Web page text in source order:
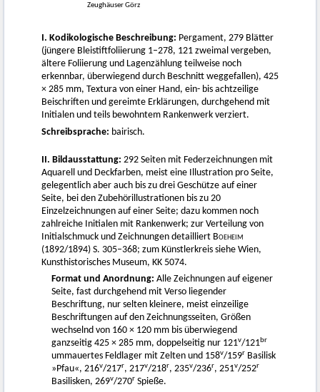
Zeughäuser Görz
I. Kodikologische Beschreibung: Pergament, 279 Blätter
(jüngere Bleistiftfoliierung 1–278, 121 zweimal vergeben,
ältere Foliierung und Lagenzählung teilweise noch
erkennbar, überwiegend durch Beschnitt weggefallen), 425
× 285 mm, Textura von einer Hand, ein- bis achtzeilige
Beischriften und gereimte Erklärungen, durchgehend mit
Initialen und teils bewohntem Rankenwerk verziert.
Schreibsprache: bairisch.
II. Bildausstattung: 292 Seiten mit Federzeichnungen mit
Aquarell und Deckfarben, meist eine Illustration pro Seite,
gelegentlich aber auch bis zu drei Geschütze auf einer
Seite, bei den Zubehörillustrationen bis zu 20
Einzelzeichnungen auf einer Seite; dazu kommen noch
zahlreiche Initialen mit Rankenwerk; zur Verteilung von
Initialschmuck und Zeichnungen detailliert Boeheim
(1892/1894) S. 305–368; zum Künstlerkreis siehe Wien,
Kunsthistorisches Museum, KK 5074.
Format und Anordnung: Alle Zeichnungen auf eigener
Seite, fast durchgehend mit Verso liegender
Beschriftung, nur selten kleinere, meist einzeilige
Beschriftungen auf den Zeichnungsseiten, Größen
wechselnd von 160 × 120 mm bis überwiegend
ganzseitig 425 × 285 mm, doppelseitig nur 121v/121br
ummauertes Feldlager mit Zelten und 158v/159r Basilisk
»Pfau«, 216v/217r, 217v/218r, 235v/236r, 251v/252r
Basilisken, 269v/270r Spieße.